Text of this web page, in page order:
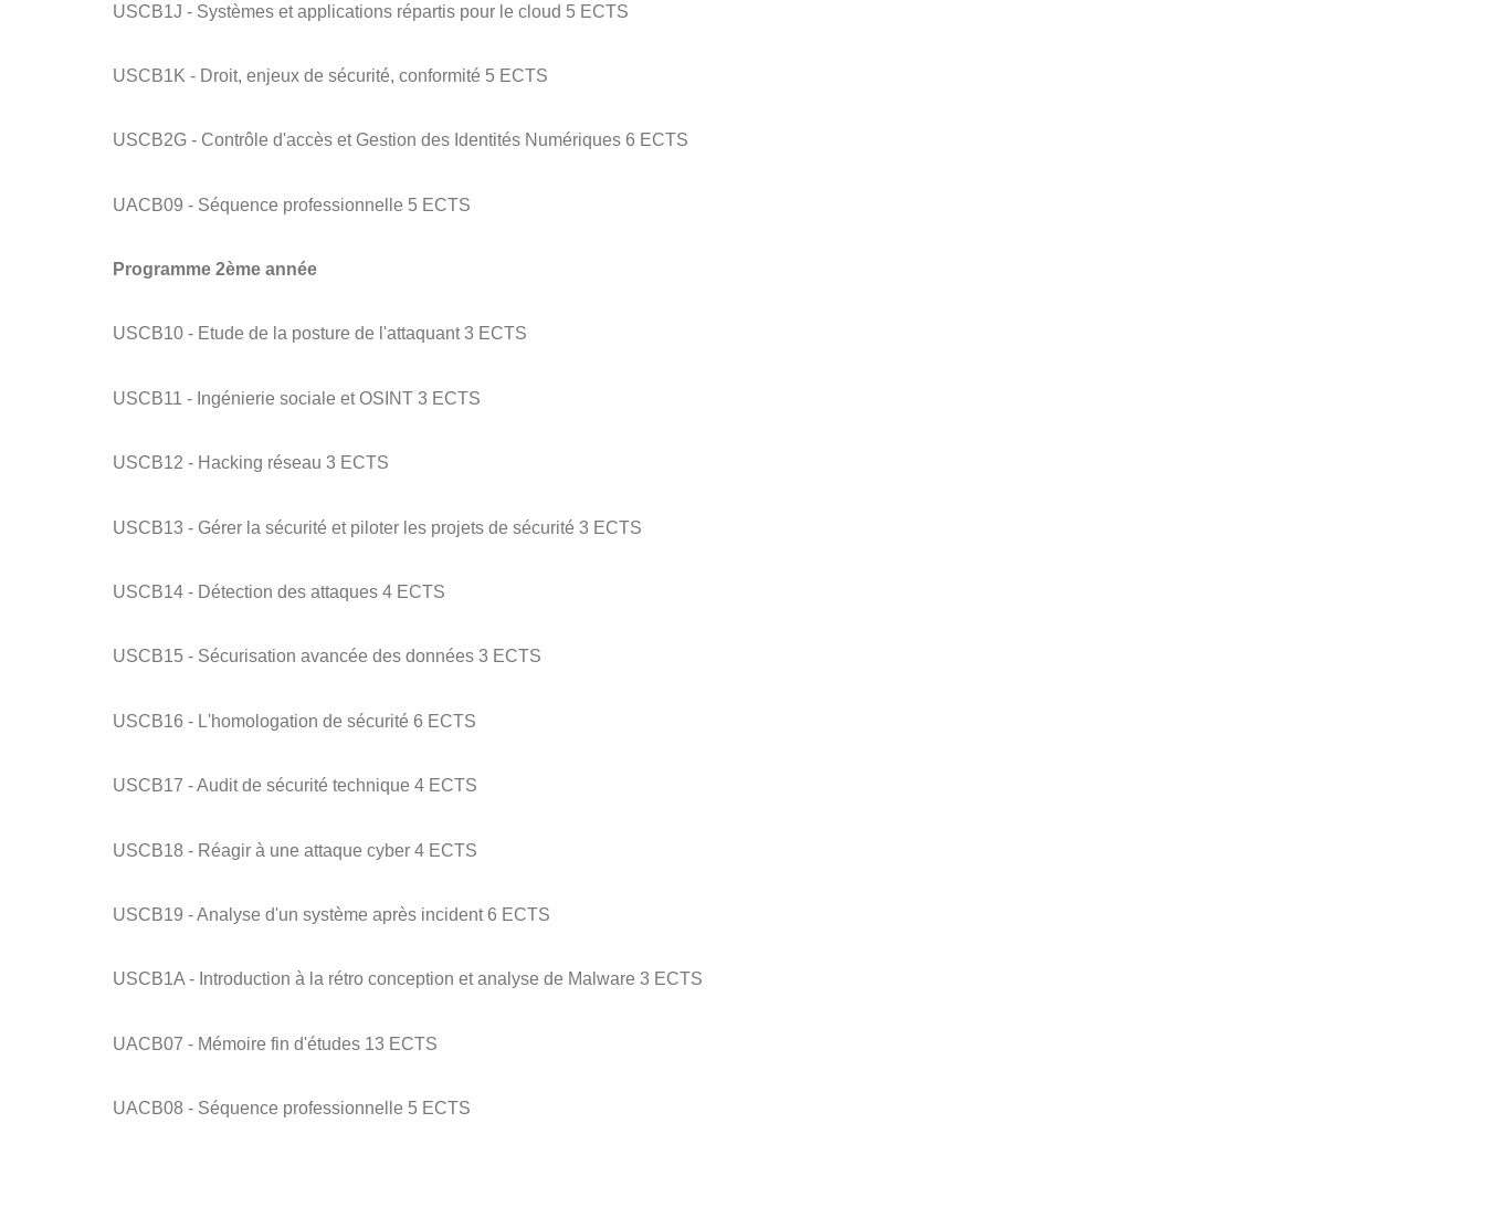
USCB1J - Systèmes et applications répartis pour le cloud 5 ECTS
USCB1K - Droit, enjeux de sécurité, conformité 5 ECTS
USCB2G - Contrôle d'accès et Gestion des Identités Numériques 6 ECTS
UACB09 - Séquence professionnelle 5 ECTS
Programme 2ème année
USCB10 - Etude de la posture de l'attaquant 3 ECTS
USCB11 - Ingénierie sociale et OSINT 3 ECTS
USCB12 - Hacking réseau 3 ECTS
USCB13 - Gérer la sécurité et piloter les projets de sécurité 3 ECTS
USCB14 - Détection des attaques 4 ECTS
USCB15 - Sécurisation avancée des données 3 ECTS
USCB16 - L'homologation de sécurité 6 ECTS
USCB17 - Audit de sécurité technique 4 ECTS
USCB18 - Réagir à une attaque cyber 4 ECTS
USCB19 - Analyse d'un système après incident 6 ECTS
USCB1A - Introduction à la rétro conception et analyse de Malware 3 ECTS
UACB07 - Mémoire fin d'études 13 ECTS
UACB08 - Séquence professionnelle 5 ECTS